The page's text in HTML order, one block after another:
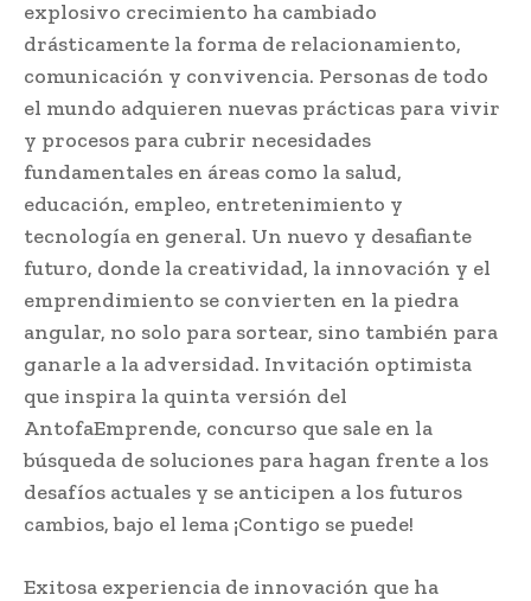
explosivo crecimiento ha cambiado
drásticamente la forma de relacionamiento,
comunicación y convivencia. Personas de todo
el mundo adquieren nuevas prácticas para vivir
y procesos para cubrir necesidades
fundamentales en áreas como la salud,
educación, empleo, entretenimiento y
tecnología en general. Un nuevo y desafiante
futuro, donde la creatividad, la innovación y el
emprendimiento se convierten en la piedra
angular, no solo para sortear, sino también para
ganarle a la adversidad. Invitación optimista
que inspira la quinta versión del
AntofaEmprende, concurso que sale en la
búsqueda de soluciones para hagan frente a los
desafíos actuales y se anticipen a los futuros
cambios, bajo el lema ¡Contigo se puede!
Exitosa experiencia de innovación que ha